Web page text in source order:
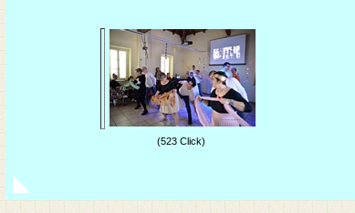
(523 Click)